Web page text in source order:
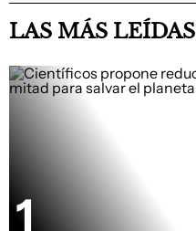
LAS MÁS LEÍDAS